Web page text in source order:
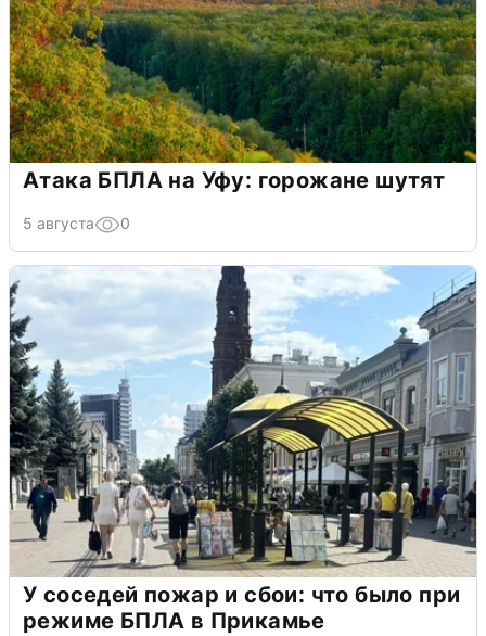
Атака БПЛА на Уфу: горожане шутят
5 августа 0
У соседей пожар и сбои: что было при
режиме БПЛА в Прикамье